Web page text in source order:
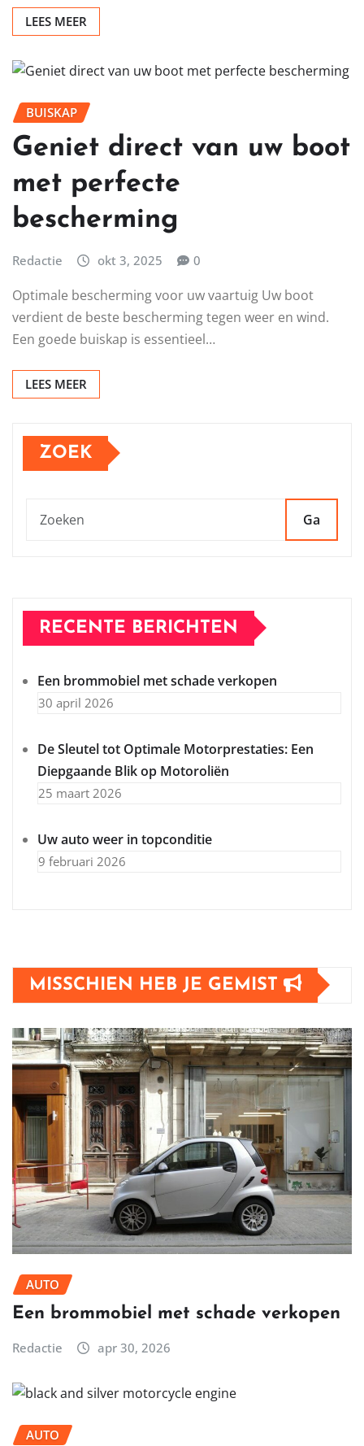
LEES MEER
BUISKAP
Geniet direct van uw boot
met perfecte
bescherming
Redactie okt 3, 2025 0
Optimale bescherming voor uw vaartuig Uw boot
verdient de beste bescherming tegen weer en wind.
Een goede buiskap is essentieel…
LEES MEER
ZOEK
Ga
RECENTE BERICHTEN
Een brommobiel met schade verkopen
30 april 2026
De Sleutel tot Optimale Motorprestaties: Een
Diepgaande Blik op Motoroliën
25 maart 2026
Uw auto weer in topconditie
9 februari 2026
MISSCHIEN HEB JE GEMIST
AUTO
Een brommobiel met schade verkopen
Redactie apr 30, 2026
AUTO